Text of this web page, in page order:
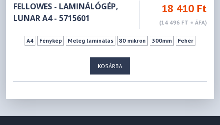
FELLOWES - LAMINÁLÓGÉP,
LUNAR A4 - 5715601
18 410 Ft
(14 496 FT + ÁFA)
A4 Fénykép Meleg laminálás 80 mikron 300mm Fehér
KOSÁRBA